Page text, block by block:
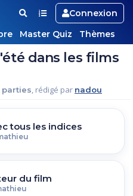
Connexion
Master Quiz Thèmes
dans les films
parties, rédigé par nadou
tous les indices
du film